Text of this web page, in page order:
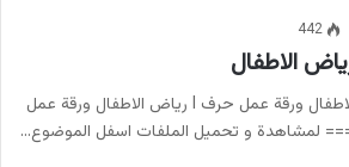
442
ورقة عمل حرف l رياض الاطفال ورقة عمل حرف l رياض الاطفال ورقة عمل